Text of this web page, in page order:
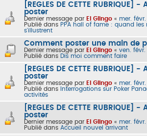
[REGLES DE CETTE RUBRIQUE]
poster
Dernier message par El Glingo « mer.
Publié dans PPA hall of fame : quand les
s'illustrent
Comment poster une main de
Dernier message par El Glingo « ven. févr.
Publié dans Dis moi comment faire
[REGLES DE CETTE RUBRIQUE]
poster
Dernier message par El Glingo « mer. févr.
Publié dans
Interrogations sur Poker
activités
[REGLES DE CETTE RUBRIQUE]
poster
Dernier message par El Glingo « mer.
Publié dans Accueil nouvel arrivant